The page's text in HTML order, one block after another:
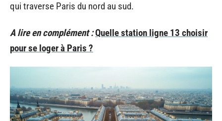
qui traverse Paris du nord au sud.
A lire en complément :Quelle station ligne 13 choisir
pour se loger à Paris ?